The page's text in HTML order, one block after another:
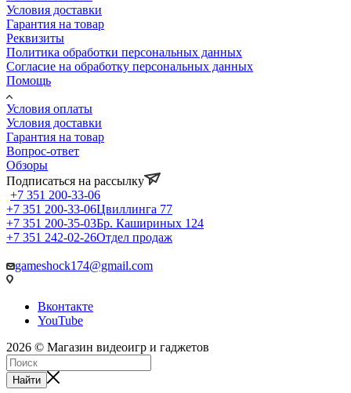
Условия доставки
Гарантия на товар
Реквизиты
Политика обработки персональных данных
Согласие на обработку персональных данных
Помощь
Условия оплаты
Условия доставки
Гарантия на товар
Вопрос-ответ
Обзоры
Подписаться на рассылку
+7 351 200-33-06
+7 351 200-33-06Цвиллинга 77
+7 351 200-35-03Бр. Кашириных 124
+7 351 242-02-26Отдел продаж
gameshock174@gmail.com
Вконтакте
YouTube
2026 © Магазин видеоигр и гаджетов
Найти